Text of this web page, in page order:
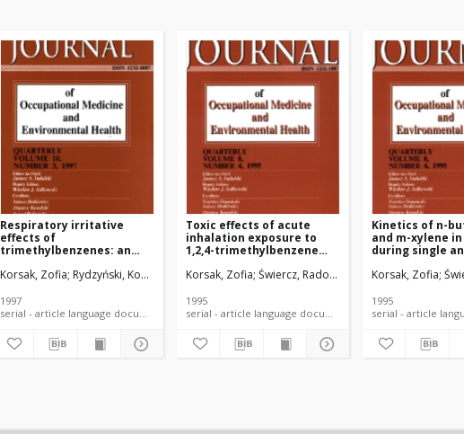
Respiratory irritative
effects of
trimethylbenzenes: an
study
Korsak, Zofia Rydzyński, Konrad Jajte, Jolanta
1997
serial - article language document
Toxic effects of acute
inhalation exposure to
1,2,4-trimethylbenzene
experimental animals
Korsak, Zofia Świercz, Radosław Rydzyński, Konrad
1995
serial - article language document
Kinetics of n-
and m-xylene
during single
exposure in
Korsak, Zofia
1995
serial -